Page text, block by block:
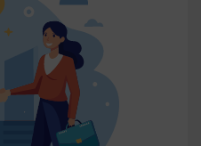
состоялось
XXV юбилейного
«Дети и сказка»
120-
режиссера-
дня стала
награждения